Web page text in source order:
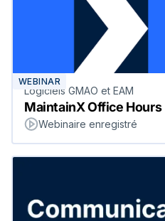
WEBINAR
Logiciels GMAO et EAM
MaintainX Office Hours
Webinaire enregistré